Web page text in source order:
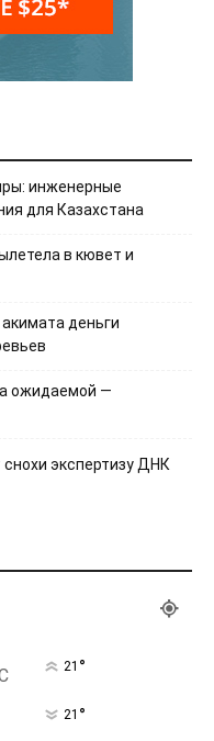
инженерные
для Казахстана
в кювет и
деньги
ожидаемой —
экспертизу ДНК
21 °
21 °